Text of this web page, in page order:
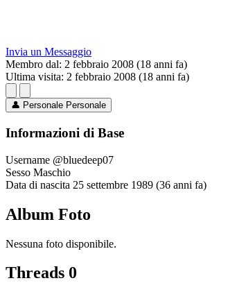
Invia un Messaggio
Membro dal: 2 febbraio 2008 (18 anni fa)
Ultima visita: 2 febbraio 2008 (18 anni fa)
👤 Personale Personale
Informazioni di Base
Username @bluedeep07
Sesso Maschio
Data di nascita 25 settembre 1989 (36 anni fa)
Album Foto
Nessuna foto disponibile.
Threads 0